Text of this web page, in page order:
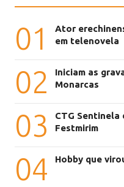
01
Ator
em telenovela
02
Iniciam as
Monarcas
03
CTG Sentinela
Festmirim
04 Hobby que